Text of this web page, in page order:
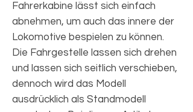
Fahrerkabine lässt sich einfach
abnehmen, um auch das innere der
Lokomotive bespielen zu können.
Die Fahrgestelle lassen sich drehen
und lassen sich seitlich verschieben,
dennoch wird das Modell
ausdrücklich als Standmodell